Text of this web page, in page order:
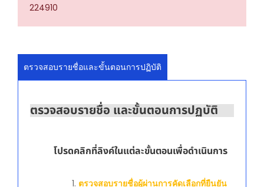
224910
ตรวจสอบรายชื่อและขั้นตอนการปฏิบัติ
ตรวจสอบรายชื่อ และขั้นตอนการปฏบัติ
โปรดคลิกที่ลิงค์ในแต่ละขั้นตอนเพื่อดำเนินการ
ตรวจสอบรายชื่อผู้ผ่านการคัดเลือกที่ยืนยัน